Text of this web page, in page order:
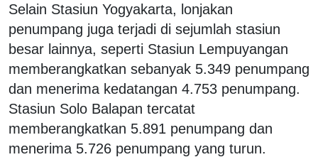
Selain Stasiun Yogyakarta, lonjakan
penumpang juga terjadi di sejumlah stasiun
besar lainnya, seperti Stasiun Lempuyangan
memberangkatkan sebanyak 5.349 penumpang
dan menerima kedatangan 4.753 penumpang.
Stasiun Solo Balapan tercatat
memberangkatkan 5.891 penumpang dan
menerima 5.726 penumpang yang turun.